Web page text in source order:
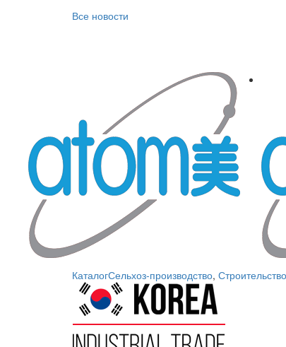
Все новости
КаталогСельхоз-производство, Строительство